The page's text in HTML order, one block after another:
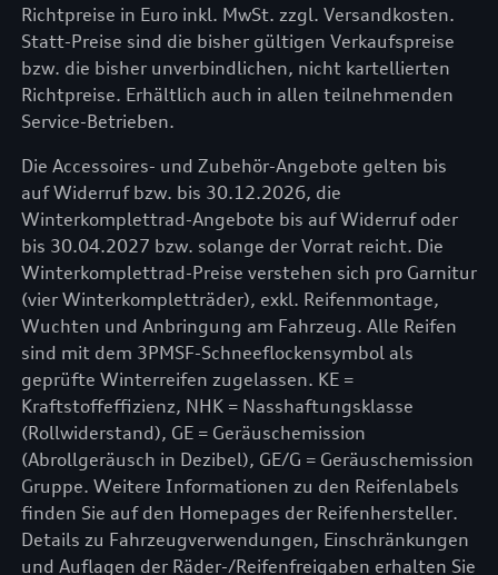
Richtpreise in Euro inkl. MwSt. zzgl. Versandkosten.
Statt-Preise sind die bisher gültigen Verkaufspreise
bzw. die bisher unverbindlichen, nicht kartellierten
Richtpreise. Erhältlich auch in allen teilnehmenden
Service-Betrieben.
Die Accessoires- und Zubehör-Angebote gelten bis
auf Widerruf bzw. bis 30.12.2026, die
Winterkomplettrad-Angebote bis auf Widerruf oder
bis 30.04.2027 bzw. solange der Vorrat reicht. Die
Winterkomplettrad-Preise verstehen sich pro Garnitur
(vier Winterkompletträder), exkl. Reifenmontage,
Wuchten und Anbringung am Fahrzeug. Alle Reifen
sind mit dem 3PMSF-Schneeflockensymbol als
geprüfte Winterreifen zugelassen. KE =
Kraftstoffeffizienz, NHK = Nasshaftungsklasse
(Rollwiderstand), GE = Geräuschemission
(Abrollgeräusch in Dezibel), GE/G = Geräuschemission
Gruppe. Weitere Informationen zu den Reifenlabels
finden Sie auf den Homepages der Reifenhersteller.
Details zu Fahrzeugverwendungen, Einschränkungen
und Auflagen der Räder-/Reifenfreigaben erhalten Sie